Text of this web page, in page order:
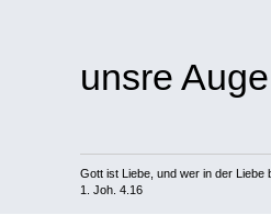
unsre
Gott ist Liebe, und wer in der Liebe
1. Joh. 4.16